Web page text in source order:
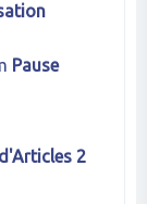
Pause
2